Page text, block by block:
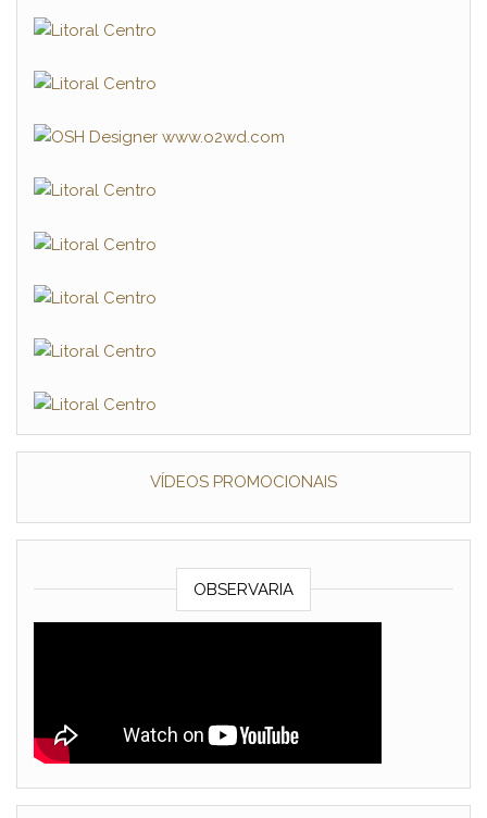
VÍDEOS PROMOCIONAIS
OBSERVARIA